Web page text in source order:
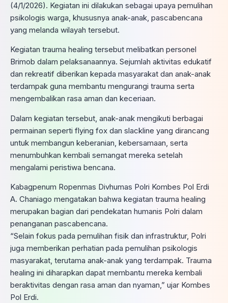
(4/1/2026). Kegiatan ini dilakukan sebagai upaya pemulihan
psikologis warga, khususnya anak-anak, pascabencana
yang melanda wilayah tersebut.
Kegiatan trauma healing tersebut melibatkan personel
Brimob dalam pelaksanaannya. Sejumlah aktivitas edukatif
dan rekreatif diberikan kepada masyarakat dan anak-anak
terdampak guna membantu mengurangi trauma serta
mengembalikan rasa aman dan keceriaan.
Dalam kegiatan tersebut, anak-anak mengikuti berbagai
permainan seperti flying fox dan slackline yang dirancang
untuk membangun keberanian, kebersamaan, serta
menumbuhkan kembali semangat mereka setelah
mengalami peristiwa bencana.
Kabagpenum Ropenmas Divhumas Polri Kombes Pol Erdi
A. Chaniago mengatakan bahwa kegiatan trauma healing
merupakan bagian dari pendekatan humanis Polri dalam
penanganan pascabencana.
“Selain fokus pada pemulihan fisik dan infrastruktur, Polri
juga memberikan perhatian pada pemulihan psikologis
masyarakat, terutama anak-anak yang terdampak. Trauma
healing ini diharapkan dapat membantu mereka kembali
beraktivitas dengan rasa aman dan nyaman,” ujar Kombes
Pol Erdi.